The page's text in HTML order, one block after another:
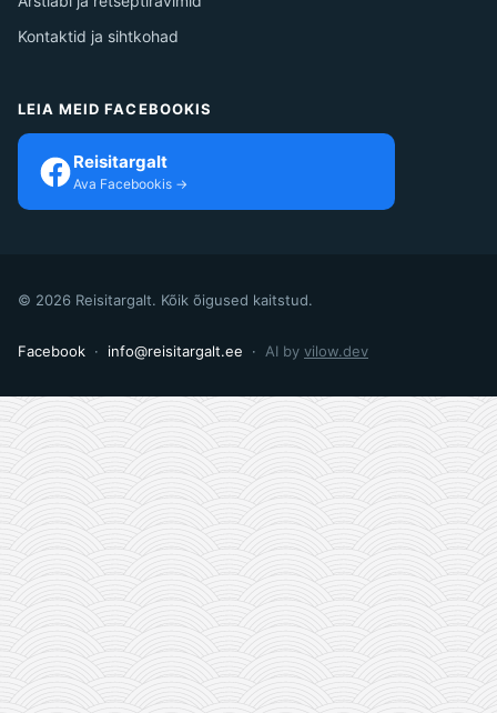
Kontaktid ja sihtkohad
LEIA MEID FACEBOOKIS
Reisitargalt
Ava Facebookis →
© 2026 Reisitargalt. Kõik õigused kaitstud.
Facebook · info@reisitargalt.ee · AI by vilow.dev